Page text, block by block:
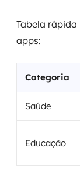
Tabela
apps:
Categoria
Saúde
Educação